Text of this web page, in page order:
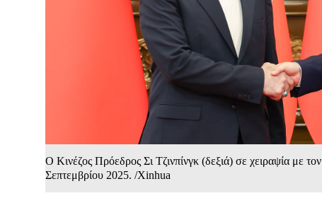
Ο Κινέζος Πρόεδρος Σι Τζινπίνγκ (δεξιά) σε χειραψία με
Σεπτεμβρίου 2025. /Xinhua